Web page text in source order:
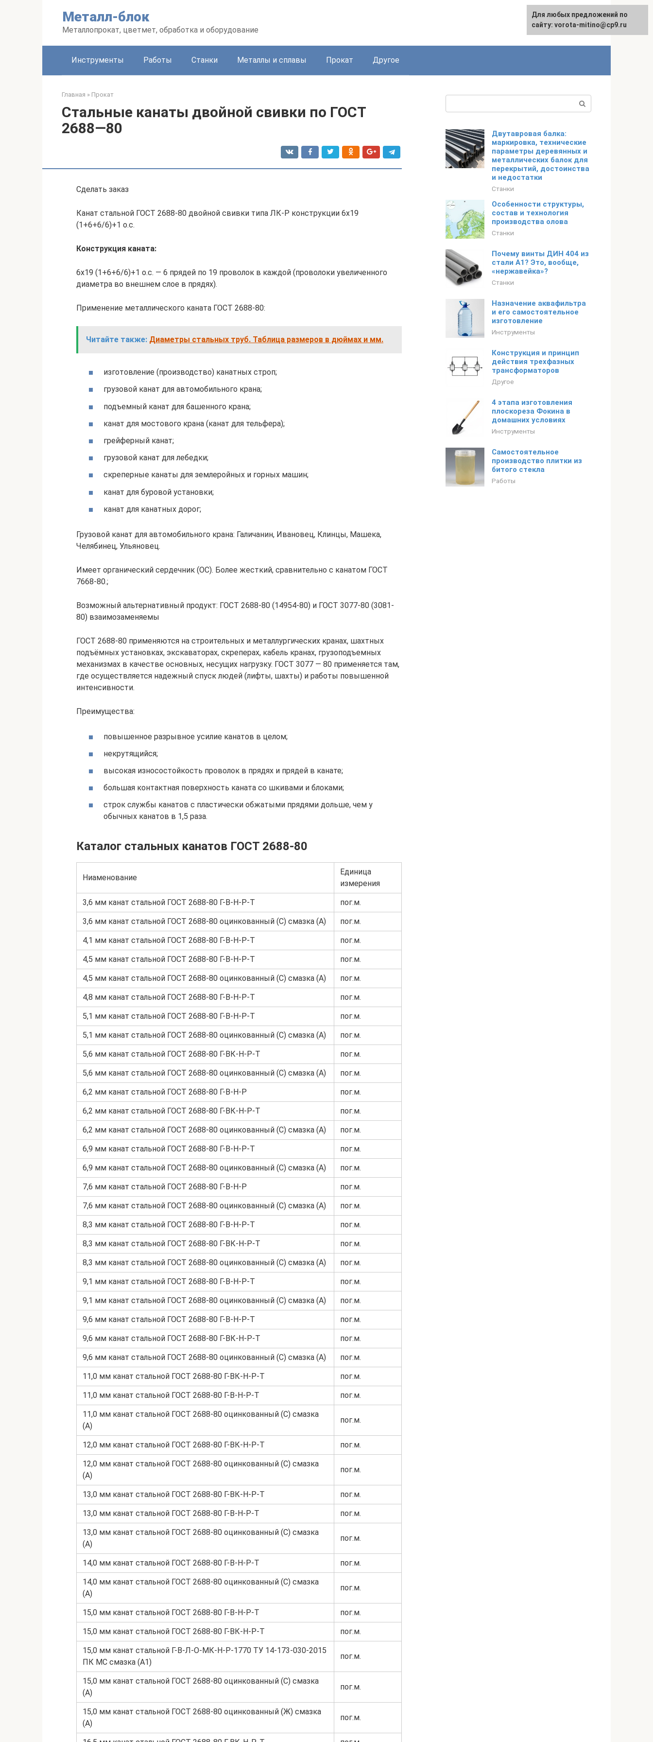
Металл-блок
Металлопрокат, цветмет, обработка и оборудование
Инструменты Работы Станки Металлы и сплавы Прокат Другое
Главная » Прокат
Стальные канаты двойной свивки по ГОСТ
2688—80
Сделать заказ
Канат стальной ГОСТ 2688-80 двойной свивки типа ЛК-Р конструкции 6х19
(1+6+6/6)+1 о.с.
Конструкция каната:
6х19 (1+6+6/6)+1 о.с. — 6 прядей по 19 проволок в каждой (проволоки увеличенного
диаметра во внешнем слое в прядях).
Применение металлического каната ГОСТ 2688-80:
Читайте также: Диаметры стальных труб. Таблица размеров в дюймах и мм.
изготовление (производство) канатных строп;
грузовой канат для автомобильного крана;
подъемный канат для башенного крана;
канат для мостового крана (канат для тельфера);
грейферный канат;
грузовой канат для лебедки;
скреперные канаты для землеройных и горных машин;
канат для буровой установки;
канат для канатных дорог;
Грузовой канат для автомобильного крана: Галичанин, Ивановец, Клинцы, Машека,
Челябинец, Ульяновец.
Имеет органический сердечник (ОС). Более жесткий, сравнительно с канатом ГОСТ
7668-80.;
Возможный альтернативный продукт: ГОСТ 2688-80 (14954-80) и ГОСТ 3077-80 (3081-
80) взаимозаменяемы
ГОСТ 2688-80 применяются на строительных и металлургических кранах, шахтных
подъёмных установках, экскаваторах, скреперах, кабель кранах, грузоподъемных
механизмах в качестве основных, несущих нагрузку. ГОСТ 3077 — 80 применяется там,
где осуществляется надежный спуск людей (лифты, шахты) и работы повышенной
интенсивности.
Преимущества:
повышенное разрывное усилие канатов в целом;
некрутящийся;
высокая износостойкость проволок в прядях и прядей в канате;
большая контактная поверхность каната со шкивами и блоками;
строк службы канатов с пластически обжатыми прядями дольше, чем у
обычных канатов в 1,5 раза.
Каталог стальных канатов ГОСТ 2688-80
Ниаменование
Единица
измерения
3,6 мм канат стальной ГОСТ 2688-80 Г-В-Н-Р-Т пог.м.
3,6 мм канат стальной ГОСТ 2688-80 оцинкованный (С) смазка (А) пог.м.
4,1 мм канат стальной ГОСТ 2688-80 Г-В-Н-Р-Т пог.м.
4,5 мм канат стальной ГОСТ 2688-80 Г-В-Н-Р-Т пог.м.
4,5 мм канат стальной ГОСТ 2688-80 оцинкованный (С) смазка (А) пог.м.
4,8 мм канат стальной ГОСТ 2688-80 Г-В-Н-Р-Т пог.м.
5,1 мм канат стальной ГОСТ 2688-80 Г-В-Н-Р-Т пог.м.
5,1 мм канат стальной ГОСТ 2688-80 оцинкованный (С) смазка (А) пог.м.
5,6 мм канат стальной ГОСТ 2688-80 Г-ВК-Н-Р-Т пог.м.
5,6 мм канат стальной ГОСТ 2688-80 оцинкованный (С) смазка (А) пог.м.
6,2 мм канат стальной ГОСТ 2688-80 Г-В-Н-Р пог.м.
6,2 мм канат стальной ГОСТ 2688-80 Г-ВК-Н-Р-Т пог.м.
6,2 мм канат стальной ГОСТ 2688-80 оцинкованный (С) смазка (А) пог.м.
6,9 мм канат стальной ГОСТ 2688-80 Г-В-Н-Р-Т пог.м.
6,9 мм канат стальной ГОСТ 2688-80 оцинкованный (С) смазка (А) пог.м.
7,6 мм канат стальной ГОСТ 2688-80 Г-В-Н-Р пог.м.
7,6 мм канат стальной ГОСТ 2688-80 оцинкованный (С) смазка (А) пог.м.
8,3 мм канат стальной ГОСТ 2688-80 Г-В-Н-Р-Т пог.м.
8,3 мм канат стальной ГОСТ 2688-80 Г-ВК-Н-Р-Т пог.м.
8,3 мм канат стальной ГОСТ 2688-80 оцинкованный (С) смазка (А) пог.м.
9,1 мм канат стальной ГОСТ 2688-80 Г-В-Н-Р-Т пог.м.
9,1 мм канат стальной ГОСТ 2688-80 оцинкованный (С) смазка (А) пог.м.
9,6 мм канат стальной ГОСТ 2688-80 Г-В-Н-Р-Т пог.м.
9,6 мм канат стальной ГОСТ 2688-80 Г-ВК-Н-Р-Т пог.м.
9,6 мм канат стальной ГОСТ 2688-80 оцинкованный (С) смазка (А) пог.м.
11,0 мм канат стальной ГОСТ 2688-80 Г-ВК-Н-Р-Т пог.м.
11,0 мм канат стальной ГОСТ 2688-80 Г-В-Н-Р-Т пог.м.
11,0 мм канат стальной ГОСТ 2688-80 оцинкованный (С) смазка
(А)
пог.м.
12,0 мм канат стальной ГОСТ 2688-80 Г-ВК-Н-Р-Т пог.м.
12,0 мм канат стальной ГОСТ 2688-80 оцинкованный (С) смазка
(А)
пог.м.
13,0 мм канат стальной ГОСТ 2688-80 Г-ВК-Н-Р-Т пог.м.
13,0 мм канат стальной ГОСТ 2688-80 Г-В-Н-Р-Т пог.м.
13,0 мм канат стальной ГОСТ 2688-80 оцинкованный (С) смазка
(А)
пог.м.
14,0 мм канат стальной ГОСТ 2688-80 Г-В-Н-Р-Т пог.м.
14,0 мм канат стальной ГОСТ 2688-80 оцинкованный (С) смазка
(А)
пог.м.
15,0 мм канат стальной ГОСТ 2688-80 Г-В-Н-Р-Т пог.м.
15,0 мм канат стальной ГОСТ 2688-80 Г-ВК-Н-Р-Т пог.м.
15,0 мм канат стальной Г-В-Л-О-МК-Н-Р-1770 ТУ 14-173-030-2015
ПК МС смазка (А1)
пог.м.
15,0 мм канат стальной ГОСТ 2688-80 оцинкованный (С) смазка
(А)
пог.м.
15,0 мм канат стальной ГОСТ 2688-80 оцинкованный (Ж) смазка
(А)
пог.м.
Двутавровая балка:
маркировка, технические
параметры деревянных и
металлических балок для
перекрытий, достоинства
и недостатки
Станки
Особенности структуры,
состав и технология
производства олова
Станки
Почему винты ДИН 404 из
стали А1? Это, вообще,
«нержавейка»?
Станки
Назначение аквафильтра
и его самостоятельное
изготовление
Инструменты
Конструкция и принцип
действия трехфазных
трансформаторов
Другое
4 этапа изготовления
плоскореза Фокина в
домашних условиях
Инструменты
Самостоятельное
производство плитки из
битого стекла
Работы
Для любых предложений по
сайту: vorota-mitino@cp9.ru